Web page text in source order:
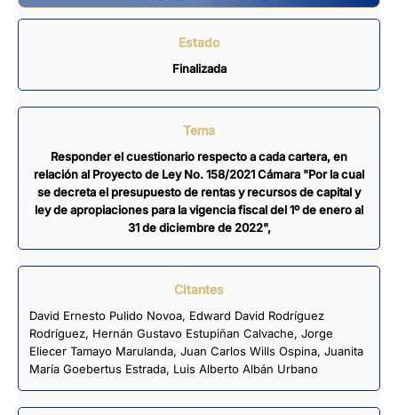
Estado
Finalizada
Tema
Responder el cuestionario respecto a cada cartera, en
relación al Proyecto de Ley No. 158/2021 Cámara "Por la cual
se decreta el presupuesto de rentas y recursos de capital y
ley de apropiaciones para la vigencia fiscal del 1º de enero al
31 de diciembre de 2022",
Citantes
David Ernesto Pulido Novoa, Edward David Rodríguez
Rodríguez, Hernán Gustavo Estupiñan Calvache, Jorge
Eliecer Tamayo Marulanda, Juan Carlos Wills Ospina, Juanita
María Goebertus Estrada, Luis Alberto Albán Urbano